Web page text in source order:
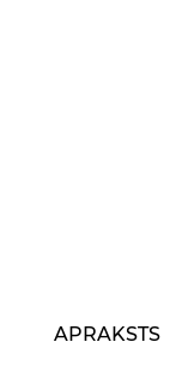
APRAKSTS